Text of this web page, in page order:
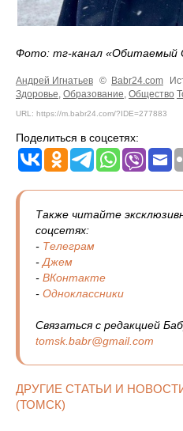
Фото: тг-канал «Обитаемый
Андрей Игнатьев © Babr24.com
Здоровье, Образование, Общество
URL: https://m.babr24.com/?IDE=277883
Поделиться в соцсетях:
Также читайте
соцсетях:
- Телеграм
- Джем
- ВКонтакте
- Одноклассники
Связаться с редакцией
tomsk.babr@gmail.com
ДРУГИЕ СТАТЬИ И
(ТОМСК)